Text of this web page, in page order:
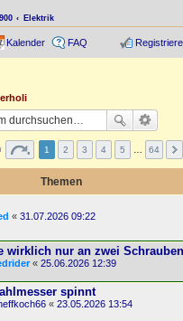
Elektrik
Kalender FAQ
1 2 3 4 5 64
Themen
« 31.07.2026 09:22
wirklich nur an zwei
« 25.06.2026 12:39
spinnt
« 23.05.2026 13:54